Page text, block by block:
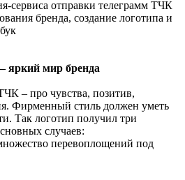
яркий мир бренда
– про чувства, позитив,
Фирменный стиль должен уметь
Так логотип получил три
случаев:
перевоплощений под